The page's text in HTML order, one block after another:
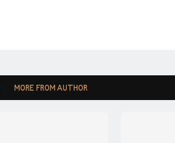
MORE FROM AUTHOR